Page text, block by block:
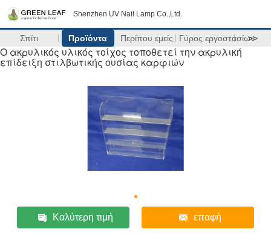
Shenzhen UV Nail Lamp Co.,Ltd.
Σπίτι Προϊόντα Περίπου εμείς Γύρος εργοστασίων
>>
Ο ακρυλικός υλικός τοίχος τοποθετεί την ακρυλική
επίδειξη στιλβωτικής ουσίας καρφιών
Καλύτερη τιμή επαφή